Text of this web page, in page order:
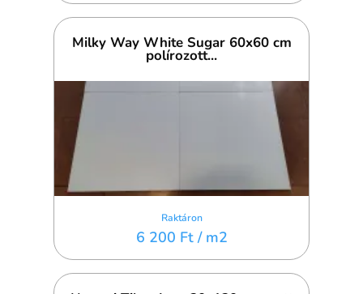
Milky Way White Sugar 60x60 cm
polírozott...
Raktáron
6 200 Ft / m2